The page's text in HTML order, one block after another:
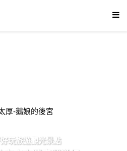
肥油太厚-鵝娘的後宮
玩旅遊觀光景點